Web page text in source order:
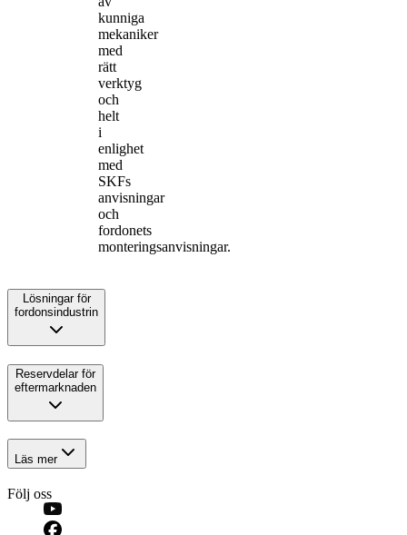
kunniga
mekaniker
med
rätt
verktyg
och
helt
i
enlighet
med
SKFs
anvisningar
och
fordonets
monteringsanvisningar.
Lösningar för
fordonsindustrin
Reservdelar för
eftermarknaden
Läs mer
Följ oss